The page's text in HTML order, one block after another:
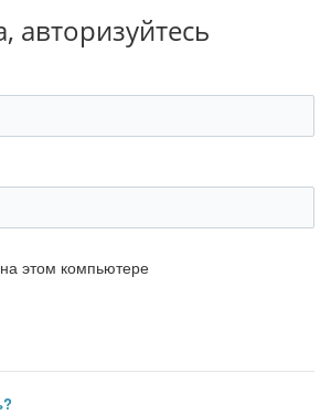
авторизуйтесь
этом компьютере